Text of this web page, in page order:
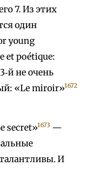
7. Из этих
один
young
et poétique:
не очень
«Le miroir»1672
secret»1673 —
И